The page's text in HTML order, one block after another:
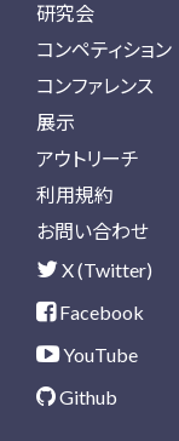
研究会
コンペティション
コンファレンス
展示
アウトリーチ
利用規約
お問い合わせ
X (Twitter)
Facebook
YouTube
Github